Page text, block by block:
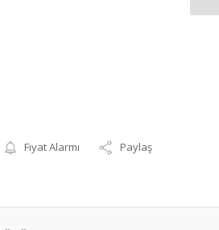
Fiyat Alarmı Paylaş